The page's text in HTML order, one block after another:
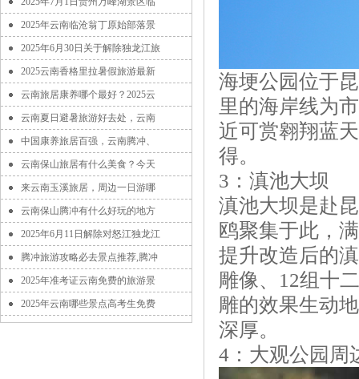
2025年云南临沧翁丁原始部落景
2025年6月30日关于解除独龙江旅
2025云南香格里拉暑假旅游最新
云南旅居康养哪个最好？2025云
云南夏日避暑旅游好去处，云南
中国康养旅居百强，云南腾冲、
云南保山旅居有什么美食？今天
来云南玉溪旅居，周边一日游哪
云南保山腾冲有什么好玩的地方
2025年6月11日解除对怒江独龙江
腾冲旅游攻略必去景点推荐,腾冲
2025年准考证云南免费的旅游景
2025年云南哪些景点高考生免费
海埂公园位于
里的海岸线为
近可赏翱翔蓝
得。
3：滇池大坝
滇池大坝是赴
鸥聚集于此，
提升改造后的
雕像、12组十
雕的效果生动
深厚。
4：大观公园周